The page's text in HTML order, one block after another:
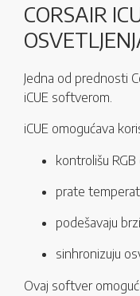
CORSAIR
Jedna od prednosti
iCUE softverom.
iCUE omogućava
kontrolišu
prate
podešavaju
sinhronizuju
Ovaj softver